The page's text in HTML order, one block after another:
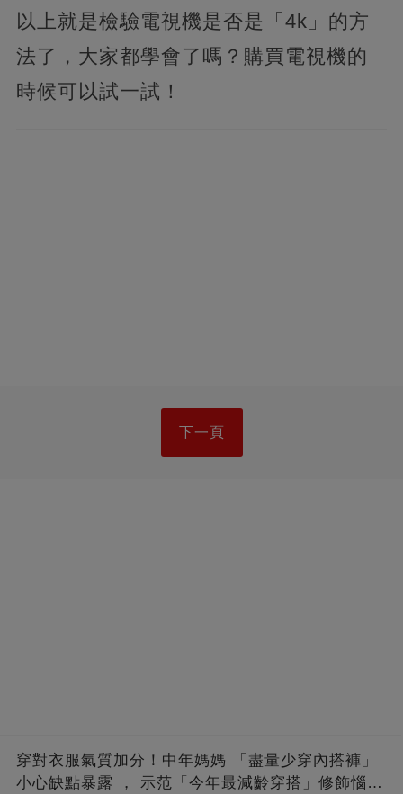
以上就是檢驗電視機是否是「4k」的方
法了，大家都學會了嗎？購買電視機的
時候可以試一試！
下一頁
穿對衣服氣質加分！中年媽媽 「盡量少穿內搭褲」
小心缺點暴露 ， 示范「今年最減齡穿搭」修飾惱人